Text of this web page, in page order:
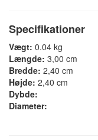
Specifikationer
Vægt: 0.04 kg
Længde: 3,00 cm
Bredde: 2,40 cm
Højde: 2,40 cm
Dybde:
Diameter: